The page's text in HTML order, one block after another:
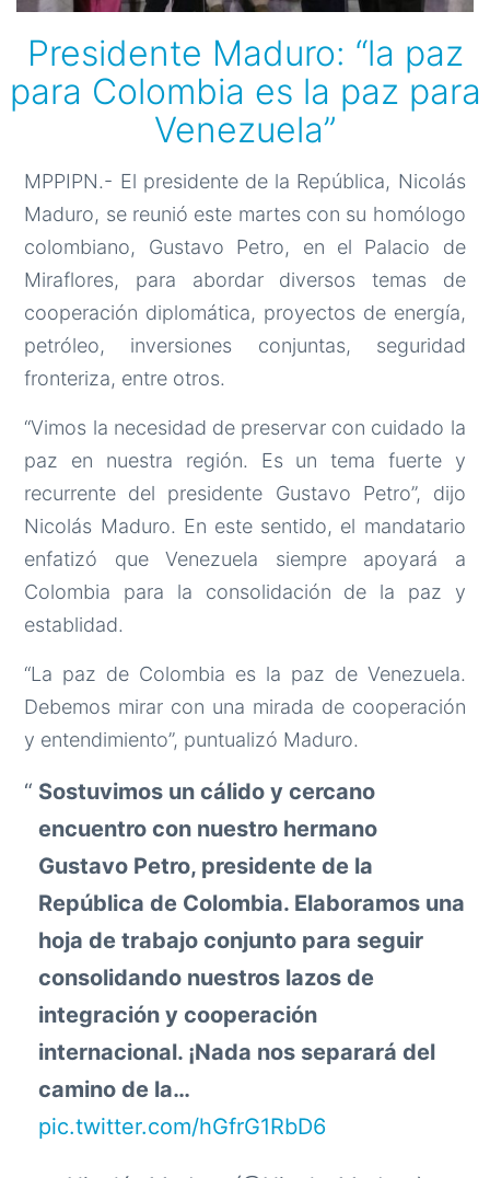
Presidente Maduro: “la paz
para Colombia es la paz para
Venezuela”
MPPIPN.- El presidente de la República, Nicolás
Maduro, se reunió este martes con su homólogo
colombiano, Gustavo Petro, en el Palacio de
Miraflores, para abordar diversos temas de
cooperación diplomática, proyectos de energía,
petróleo, inversiones conjuntas, seguridad
fronteriza, entre otros.
“Vimos la necesidad de preservar con cuidado la
paz en nuestra región. Es un tema fuerte y
recurrente del presidente Gustavo Petro”, dijo
Nicolás Maduro. En este sentido, el mandatario
enfatizó que Venezuela siempre apoyará a
Colombia para la consolidación de la paz y
establidad.
“La paz de Colombia es la paz de Venezuela.
Debemos mirar con una mirada de cooperación
y entendimiento”, puntualizó Maduro.
Sostuvimos un cálido y cercano
encuentro con nuestro hermano
Gustavo Petro, presidente de la
República de Colombia. Elaboramos una
hoja de trabajo conjunto para seguir
consolidando nuestros lazos de
integración y cooperación
internacional. ¡Nada nos separará del
camino de la…
pic.twitter.com/hGfrG1RbD6